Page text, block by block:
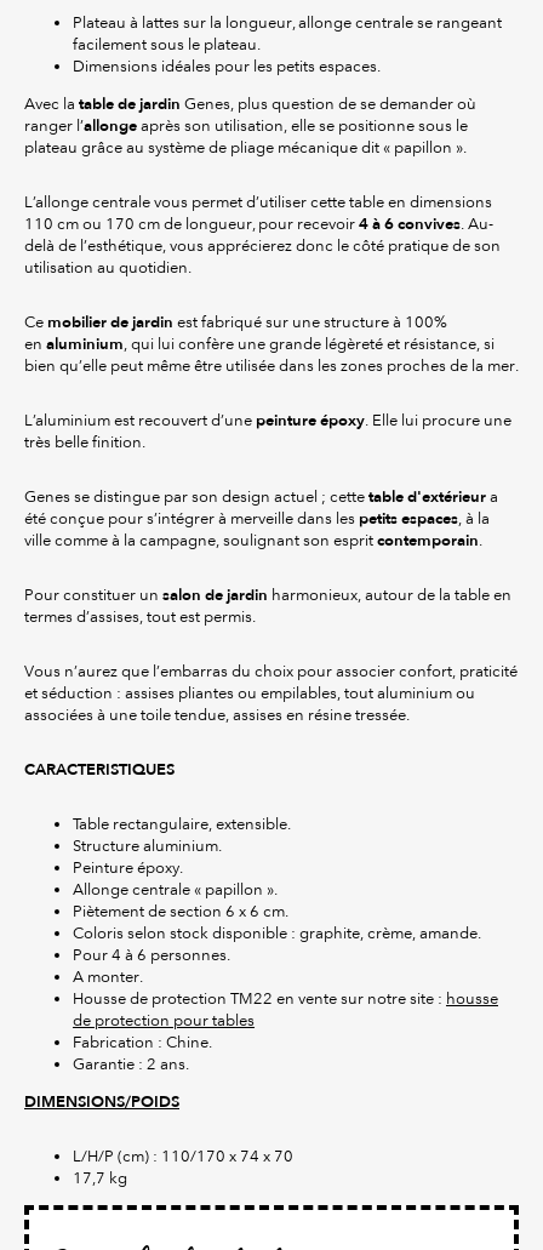
Plateau à lattes sur la longueur, allonge centrale se rangeant
facilement sous le plateau.
Dimensions idéales pour les petits espaces.
Avec la table de jardin Genes, plus question de se demander où
ranger l’allonge après son utilisation, elle se positionne sous le
plateau grâce au système de pliage mécanique dit « papillon ».
L’allonge centrale vous permet d’utiliser cette table en dimensions
110 cm ou 170 cm de longueur, pour recevoir 4 à 6 convives. Au-
delà de l’esthétique, vous apprécierez donc le côté pratique de son
utilisation au quotidien.
Ce mobilier de jardin est fabriqué sur une structure à 100%
en aluminium, qui lui confère une grande légèreté et résistance, si
bien qu’elle peut même être utilisée dans les zones proches de la mer.
L’aluminium est recouvert d’une peinture époxy. Elle lui procure une
très belle finition.
Genes se distingue par son design actuel ; cette table d'extérieur a
été conçue pour s’intégrer à merveille dans les petits espaces, à la
ville comme à la campagne, soulignant son esprit contemporain.
Pour constituer un salon de jardin harmonieux, autour de la table en
termes d’assises, tout est permis.
Vous n’aurez que l’embarras du choix pour associer confort, praticité
et séduction : assises pliantes ou empilables, tout aluminium ou
associées à une toile tendue, assises en résine tressée.
CARACTERISTIQUES
Table rectangulaire, extensible.
Structure aluminium.
Peinture époxy.
Allonge centrale « papillon ».
Piètement de section 6 x 6 cm.
Coloris selon stock disponible : graphite, crème, amande.
Pour 4 à 6 personnes.
A monter.
Housse de protection TM22 en vente sur notre site : housse
de protection pour tables
Fabrication : Chine.
Garantie : 2 ans.
DIMENSIONS/POIDS
L/H/P (cm) : 110/170 x 74 x 70
17,7 kg